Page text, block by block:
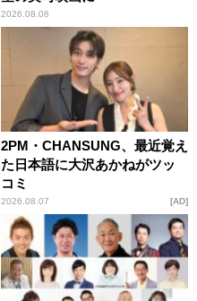
2026.08.08
2PM・CHANSUNG、最近覚え
た日本語に大沢あかねがツッ
コミ
2026.08.07 AD